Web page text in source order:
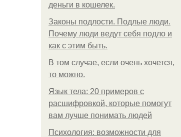
деньги в кошелек.
Законы подлости. Подлые люди.
Почему люди ведут себя подло и
как с этим быть.
В том случае, если очень хочется,
то можно.
Язык тела: 20 примеров с
расшифровкой, которые помогут
вам лучше понимать людей
Психология: возможности для